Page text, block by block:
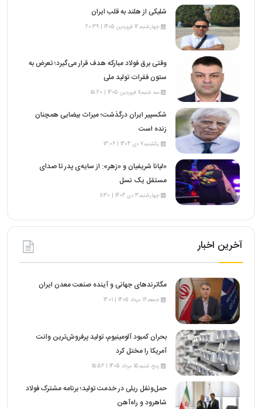
شلیکی از هلند به قلب ایران
چهارشنبه,12 فروردین 1405 | 20:39
وقتی برق فولاد مبارکه هدف قرار می‌گیرد؛ تعرض به
ستون فقرات تولید ملی
سه شنبه,11 فروردین 1405 | 15:20
شکسپیر ایران درگذشت؛ میراث بیضایی همچنان
زنده است
یکشنبه,7 دی 1404 | 13:06
«لیانا شریفیان و «زهر»: از سایه‌ی پدر تا صدای
مستقل یک نسل
چهارشنبه,3 دی 1404 | 11:30
آخرین اخبار
مگاترندهای جهانی و آینده صنعت معدن ایران
جمعه,16 مرداد 1405 | 14:01
بحران کمبود آلومینیوم، تولید پرفروش‌ترین وانت
آمریکا را مختل کرد
پنج شنبه,15 مرداد 1405 | 15:56
حمل‌ونقل ریلی در خدمت تولید؛ برنامه مشترک فولاد
شاهرود و راه‌آهن